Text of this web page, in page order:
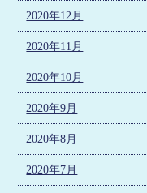
2020年12月
2020年11月
2020年10月
2020年9月
2020年8月
2020年7月